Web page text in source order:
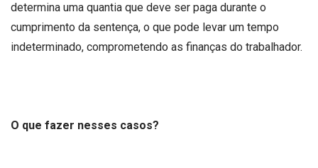
determina uma quantia que deve ser paga durante o
cumprimento da sentença, o que pode levar um tempo
indeterminado, comprometendo as finanças do trabalhador.
O que fazer nesses casos?